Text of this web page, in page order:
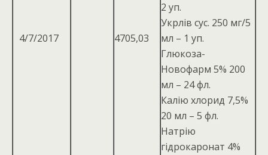
4/7/2017 4705,03
2 уп.
Укрлів сус. 250 мг/5
мл – 1 уп.
Глюкоза-
Новофарм 5% 200
мл – 24 фл.
Калію хлорид 7,5%
20 мл – 5 фл.
Натрію
гідрокаронат 4%